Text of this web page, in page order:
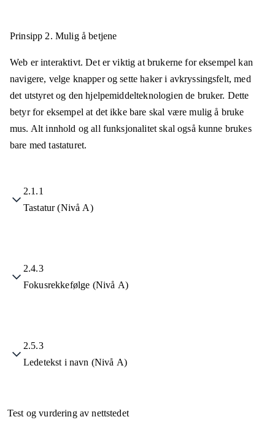
Prinsipp 2. Mulig å betjene
Web er interaktivt. Det er viktig at brukerne for eksempel kan
navigere, velge knapper og sette haker i avkryssingsfelt, med
det utstyret og den hjelpemiddelteknologien de bruker. Dette
betyr for eksempel at det ikke bare skal være mulig å bruke
mus. Alt innhold og all funksjonalitet skal også kunne brukes
bare med tastaturet.
2.1.1
Tastatur (Nivå A)
2.4.3
Fokusrekkefølge (Nivå A)
2.5.3
Ledetekst i navn (Nivå A)
Test og vurdering av nettstedet